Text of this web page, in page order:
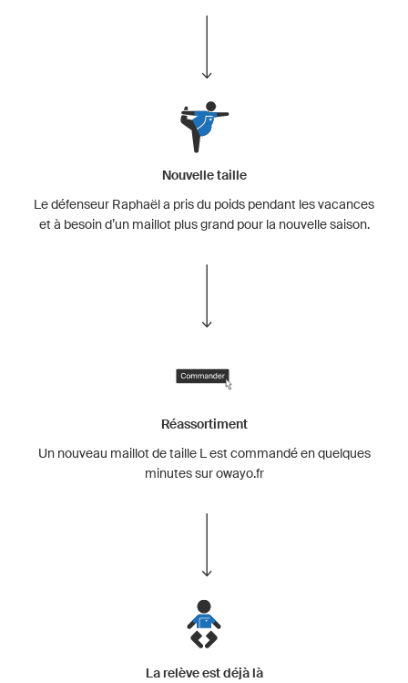
Nouvelle taille
Le défenseur Raphaël a pris du poids pendant les vacances
et à besoin d’un maillot plus grand pour la nouvelle saison.
Réassortiment
Un nouveau maillot de taille L est commandé en quelques
minutes sur owayo.fr
La relève est déjà là